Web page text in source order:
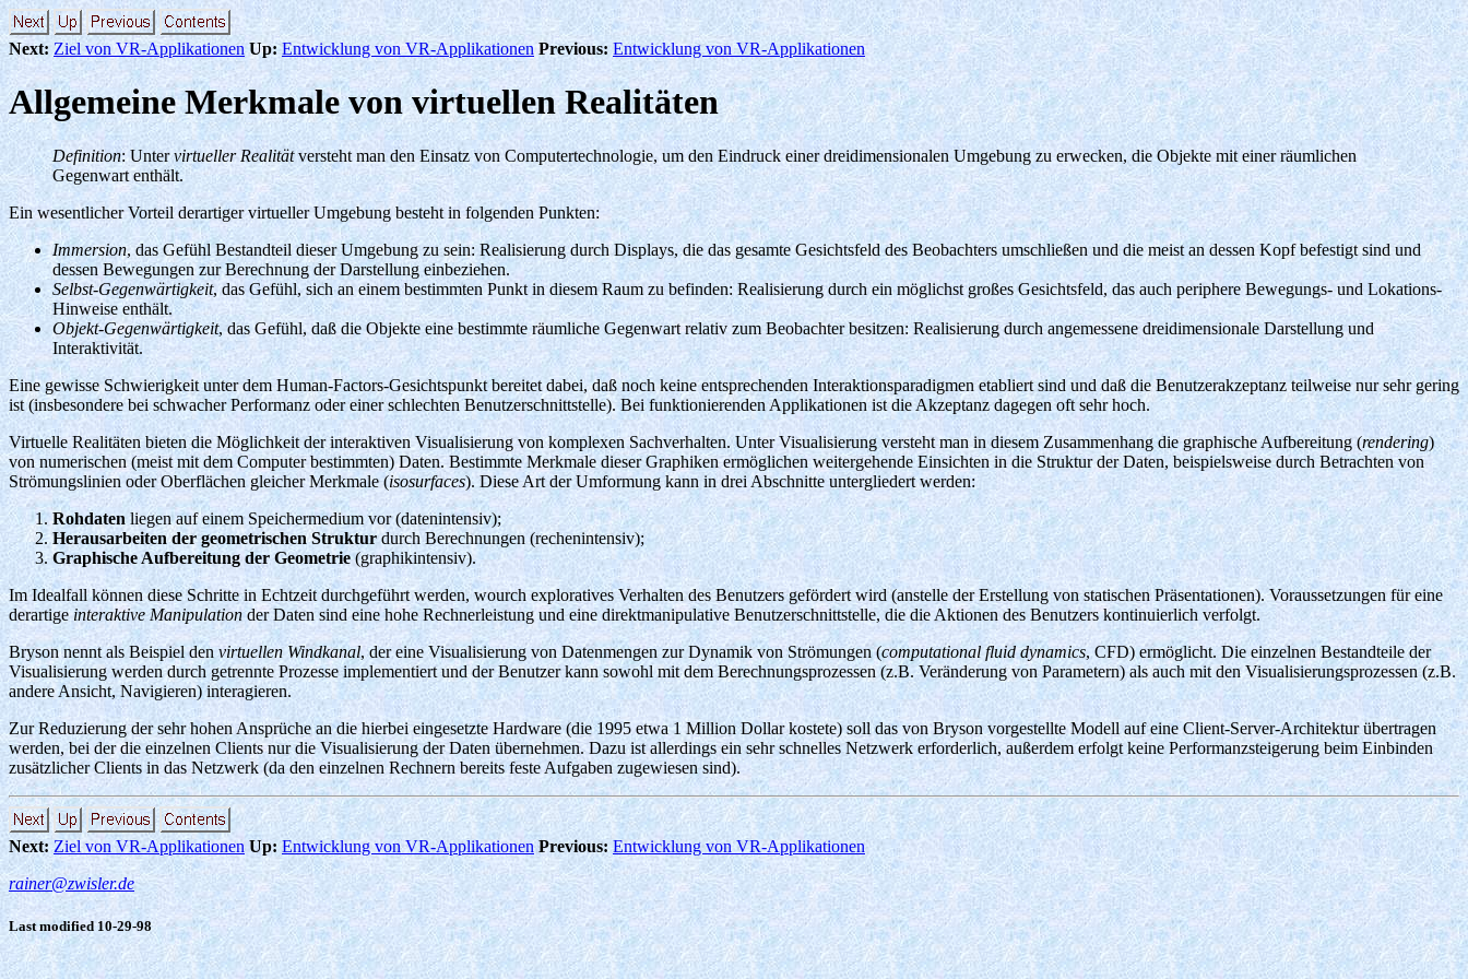
Next: Ziel von VR-Applikationen Up: Entwicklung von VR-Applikationen Previous: Entwicklung von VR-Applikationen
Allgemeine Merkmale von virtuellen Realitäten
Definition: Untervirtueller Realitätversteht man den Einsatz von Computertechnologie, um den Eindruck einer dreidimensionalen Umgebung zu erwecken, die Objekte mit einer räumlichen
Gegenwart enthält.
Ein wesentlicher Vorteil derartiger virtueller Umgebung besteht in folgenden Punkten:
Immersion, das Gefühl Bestandteil dieser Umgebung zu sein: Realisierung durch Displays, die das gesamte Gesichtsfeld des Beobachters umschließen und die meist an dessen Kopf befestigt sind und
dessen Bewegungen zur Berechnung der Darstellung einbeziehen.
Selbst-Gegenwärtigkeit, das Gefühl, sich an einem bestimmten Punkt in diesem Raum zu befinden: Realisierung durch ein möglichst großes Gesichtsfeld, das auch periphere Bewegungs- und Lokations-
Hinweise enthält.
Objekt-Gegenwärtigkeit, das Gefühl, daß die Objekte eine bestimmte räumliche Gegenwart relativ zum Beobachter besitzen: Realisierung durch angemessene dreidimensionale Darstellung und
Interaktivität.
Eine gewisse Schwierigkeit unter dem Human-Factors-Gesichtspunkt bereitet dabei, daß noch keine entsprechenden Interaktionsparadigmen etabliert sind und daß die Benutzerakzeptanz teilweise nur sehr gering
ist (insbesondere bei schwacher Performanz oder einer schlechten Benutzerschnittstelle). Bei funktionierenden Applikationen ist die Akzeptanz dagegen oft sehr hoch.
Virtuelle Realitäten bieten die Möglichkeit der interaktiven Visualisierung von komplexen Sachverhalten. Unter Visualisierung versteht man in diesem Zusammenhang die graphische Aufbereitung (rendering)
von numerischen (meist mit dem Computer bestimmten) Daten. Bestimmte Merkmale dieser Graphiken ermöglichen weitergehende Einsichten in die Struktur der Daten, beispielsweise durch Betrachten von
Strömungslinien oder Oberflächen gleicher Merkmale (isosurfaces). Diese Art der Umformung kann in drei Abschnitte untergliedert werden:
Rohdaten liegen auf einem Speichermedium vor (datenintensiv);
Herausarbeiten der geometrischen Strukturdurch Berechnungen (rechenintensiv);
Graphische Aufbereitung der Geometrie(graphikintensiv).
Im Idealfall können diese Schritte in Echtzeit durchgeführt werden, wourch exploratives Verhalten des Benutzers gefördert wird (anstelle der Erstellung von statischen Präsentationen). Voraussetzungen für eine
derartige interaktive Manipulationder Daten sind eine hohe Rechnerleistung und eine direktmanipulative Benutzerschnittstelle, die die Aktionen des Benutzers kontinuierlich verfolgt.
Bryson nennt als Beispiel denvirtuellen Windkanal, der eine Visualisierung von Datenmengen zur Dynamik von Strömungen (computational fluid dynamics, CFD) ermöglicht. Die einzelnen Bestandteile der
Visualisierung werden durch getrennte Prozesse implementiert und der Benutzer kann sowohl mit dem Berechnungsprozessen (z.B. Veränderung von Parametern) als auch mit den Visualisierungsprozessen (z.B.
andere Ansicht, Navigieren) interagieren.
Zur Reduzierung der sehr hohen Ansprüche an die hierbei eingesetzte Hardware (die 1995 etwa 1 Million Dollar kostete) soll das von Bryson vorgestellte Modell auf eine Client-Server-Architektur übertragen
werden, bei der die einzelnen Clients nur die Visualisierung der Daten übernehmen. Dazu ist allerdings ein sehr schnelles Netzwerk erforderlich, außerdem erfolgt keine Performanzsteigerung beim Einbinden
zusätzlicher Clients in das Netzwerk (da den einzelnen Rechnern bereits feste Aufgaben zugewiesen sind).
Next: Ziel von VR-Applikationen Up: Entwicklung von VR-Applikationen Previous: Entwicklung von VR-Applikationen
rainer@zwisler.de
Last modified 10-29-98